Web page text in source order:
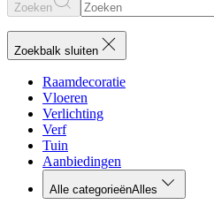
Zoeken
Zoekbalk sluiten
Raamdecoratie
Vloeren
Verlichting
Verf
Tuin
Aanbiedingen
Alle categorieënAlles